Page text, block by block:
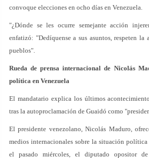
convoque elecciones en ocho días en Venezuela.
"¿Dónde se les ocurre semejante acción
enfatizó: "Dedíquense a sus asuntos, respeten la
pueblos".
Rueda de prensa internacional de Nicolás
política en Venezuela
El mandatario explica los últimos
tras la autoproclamación de Guaidó como
El presidente venezolano, Nicolás Maduro,
medios internacionales sobre la situación
el pasado miércoles, el diputado opositor